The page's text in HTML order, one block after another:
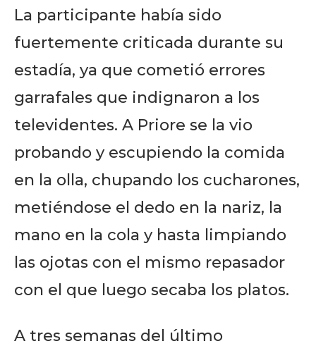
La participante había sido
fuertemente criticada durante su
estadía, ya que cometió errores
garrafales que indignaron a los
televidentes. A Priore se la vio
probando y escupiendo la comida
en la olla, chupando los cucharones,
metiéndose el dedo en la nariz, la
mano en la cola y hasta limpiando
las ojotas con el mismo repasador
con el que luego secaba los platos.
A tres semanas del último